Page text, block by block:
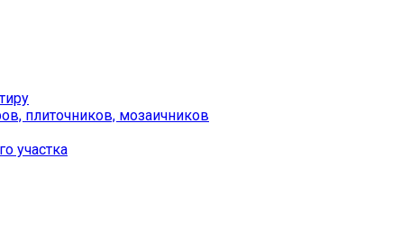
плиточников, мозаичников
участка